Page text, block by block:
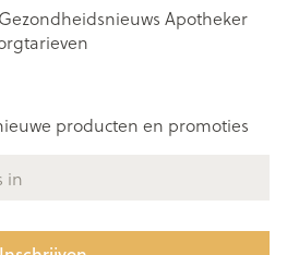
Gezondheidsnieuws Apotheker
producten en promoties